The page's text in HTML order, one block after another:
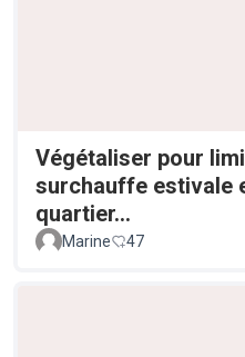
Végétaliser pour
surchauffe estivale
quartier...
Marine 47